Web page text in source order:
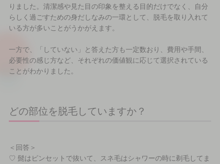
りました。清潔感や見た目の印象を整える目的だけでなく、自分
らしく過ごすための身だしなみの一環として、脱毛を取り入れて
いる方が多いことがうかがえます。
一方で、「していない」と答えた方も一定数おり、費用や手間、
必要性の感じ方など、それぞれの価値観に応じて選択されている
ことがわかりました。
どの部位を脱毛していますか？
＜回答＞
♡ 髭はピンセットで抜いて、スネ毛はシャワーの時に剃毛してま